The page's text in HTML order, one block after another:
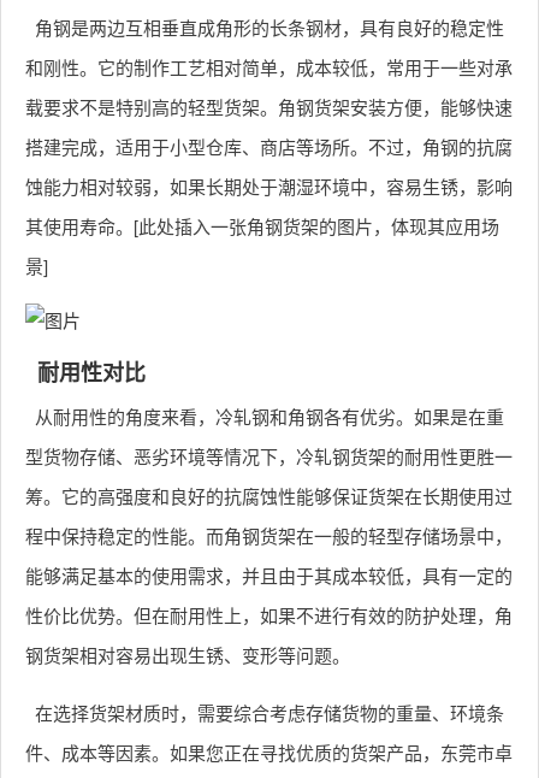
角钢是两边互相垂直成角形的长条钢材，具有良好的稳定性
和刚性。它的制作工艺相对简单，成本较低，常用于一些对承
载要求不是特别高的轻型货架。角钢货架安装方便，能够快速
搭建完成，适用于小型仓库、商店等场所。不过，角钢的抗腐
蚀能力相对较弱，如果长期处于潮湿环境中，容易生锈，影响
其使用寿命。[此处插入一张角钢货架的图片，体现其应用场
景]
耐用性对比
从耐用性的角度来看，冷轧钢和角钢各有优劣。如果是在重
型货物存储、恶劣环境等情况下，冷轧钢货架的耐用性更胜一
筹。它的高强度和良好的抗腐蚀性能够保证货架在长期使用过
程中保持稳定的性能。而角钢货架在一般的轻型存储场景中，
能够满足基本的使用需求，并且由于其成本较低，具有一定的
性价比优势。但在耐用性上，如果不进行有效的防护处理，角
钢货架相对容易出现生锈、变形等问题。
在选择货架材质时，需要综合考虑存储货物的重量、环境条
件、成本等因素。如果您正在寻找优质的货架产品，东莞市卓